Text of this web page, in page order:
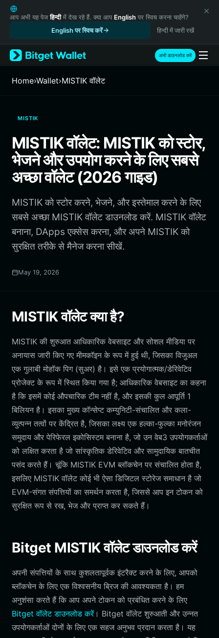
English
日本語
Русский
Español (Latinoamérica)
Türkçe
Italiano
繁體中文
Português (Portugal)
Bahasa Indonesia
ภาษาไทย
Português (Brasil)
Español (Argentina)
आप अभी यह पेजहिन्दीमें देख रहे हैं. क्या आप English पर स्विच करना चाहेंगे?
English पर स्विच करें
हिन्दी में जारी रखें
अभी डाउनलोड करें
Home›Wallet›MISTIK वॉलेट
MISTIK
MISTIK वॉलेट: MISTIK को स्टोर,
भेजने और उपयोग करने के लिए सबसे
अच्छा वॉलेट (2026 गाइड)
MISTIK को स्टोर करने, भेजने, और इस्तेमाल करने के लिए
सबसे अच्छा MISTIK वॉलेट डाउनलोड करें. MISTIK वॉलेट
बनाना, DApps एक्सेस करना, और अपने MISTIK को
सुरक्षित तरीके से मैनेज करना सीखें.
May 19, 2026
MISTIK वॉलेट क्या है?
MISTIK की शुरुआत आधिकारिक वेबसाइट और सोशल मीडिया पर
अनायास जारी किए गए मीमकॉइन के रूप में हुई थी, जिसका विजुअल
एक गुलाबी मोहॉक पिग (सुअर) है। इसे एक प्रयोगात्मक/डेरिवेटिव
प्रोजेक्ट के रूप में स्थित किया गया है; आधिकारिक वेबसाइट का कहना
है कि इसमें कोई औपचारिक टीम नहीं है, और इसकी कुल आपूर्ति 1
बिलियन है। इसका मुख्य कॉन्सेप्ट कम्युनिटी-संचालित और कला-
व्युत्पन्न तत्वों पर केंद्रित है, जिसका लक्ष्य एक हल्का-फुल्का मनोरंजन
समुदाय और पेरिफेरल इकोसिस्टम बनाना है, जो उन वेब3 उपयोगकर्ताओं
को लक्षित करता है जो सांस्कृतिक डेरिवेटिव और सामुदायिक बातचीत
पसंद करते हैं। चूंकि MISTIK EVM ब्लॉकचेन पर संचालित होता है,
इसलिए MISTIK वॉलेट कोई भी ऐसा डिजिटल स्टोरेज समाधान है जो
EVM-संगत संपत्तियों का समर्थन करता है, जिससे आप इन टोकन को
सुरक्षित रूप से रख, भेज और प्राप्त कर सकते हैं।
Bitget MISTIK वॉलेट डाउनलोड करें
अपनी संपत्तियों के साथ कुशलतापूर्वक इंटरैक्ट करने के लिए, आपको
ब्लॉकचेन के लिए एक विश्वसनीय ब्रिज की आवश्यकता है। हम
अनुशंसा करते हैं कि आप अपने टोकन को प्रबंधित करने के लिए
Bitget वॉलेट डाउनलोड करें। Bitget वॉलेट शुरुआती और उन्नत
उपयोगकर्ताओं दोनों के लिए एक सहज अनुभव प्रदान करता है। यह